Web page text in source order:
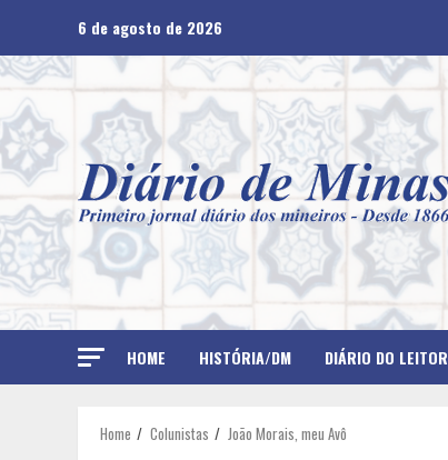
content
6 de agosto de 2026
HOME HISTÓRIA/DM DIÁRIO DO LEITOR
Home Colunistas João Morais, meu Avô